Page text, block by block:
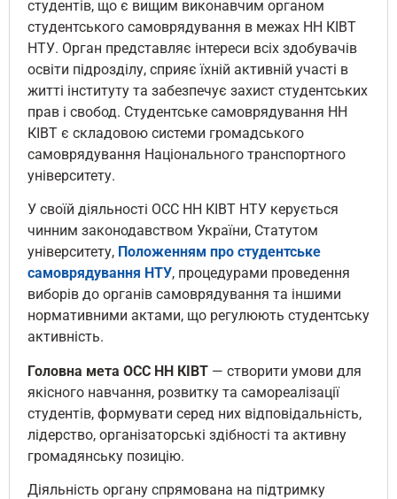
студентів, що є вищим виконавчим органом
студентського самоврядування в межах НН КІВТ
НТУ. Орган представляє інтереси всіх здобувачів
освіти підрозділу, сприяє їхній активній участі в
житті інституту та забезпечує захист студентських
прав і свобод. Студентське самоврядування НН
КІВТ є складовою системи громадського
самоврядування Національного транспортного
університету.
У своїй діяльності ОСС НН КІВТ НТУ керується
чинним законодавством України, Статутом
університету, Положенням про студентське
самоврядування НТУ, процедурами проведення
виборів до органів самоврядування та іншими
нормативними актами, що регулюють студентську
активність.
Головна мета ОСС НН КІВТ — створити умови для
якісного навчання, розвитку та самореалізації
студентів, формувати серед них відповідальність,
лідерство, організаторські здібності та активну
громадянську позицію.
Діяльність органу спрямована на підтримку